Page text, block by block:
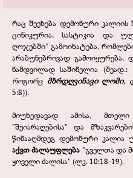
რაც შეეხება დემონური
ცინიკურია, სასტიკია და
ღოჯებში" გამოიხატება,
არაბუნებრივად
ნამდვილად საშინელია (შეად.:
როგორც მბრდღვინავი ლომი,
5:8)).
მიუხედავად ამისა, მთელი
"შეიარაღებისა" და
წინააღმდეგ დემონური კალია
აქვთ ძალაუფლება "გველთა და
ყოველი ძალისა" (ლკ. 10:18-19).